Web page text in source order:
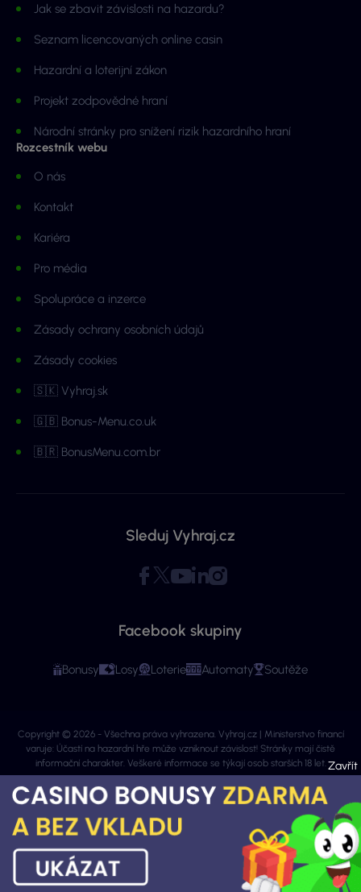
Jak se zbavit závislosti na hazardu?
Seznam licencovaných online casin
Hazardní a loterijní zákon
Projekt zodpovědné hraní
Národní stránky pro snížení rizik hazardního hraní
Rozcestník webu
O nás
Kontakt
Kariéra
Pro média
Spolupráce a inzerce
Zásady ochrany osobních údajů
Zásady cookies
🇸🇰 Vyhraj.sk
🇬🇧 Bonus-Menu.co.uk
🇧🇷 BonusMenu.com.br
Sleduj Vyhraj.cz
Facebook skupiny
Bonusy Losy Loterie Automaty Soutěže
Copyright © 2026 - Všechna práva vyhrazena. Vyhraj.cz | Ministerstvo financí
varuje: Účastí na hazardní hře může vzniknout závislost! Stránky mají čistě
informační charakter. Veškeré informace se týkají osob starších 18 let.
Provozovatelem webu je ExeMedia s.r.o. se sídlem Kurzova 2222/16, Stodůlky,
155 00 Praha 5 (IČO: 13992228, DIČ: CZ13992228) · Kontakt:info@vyhraj.cz